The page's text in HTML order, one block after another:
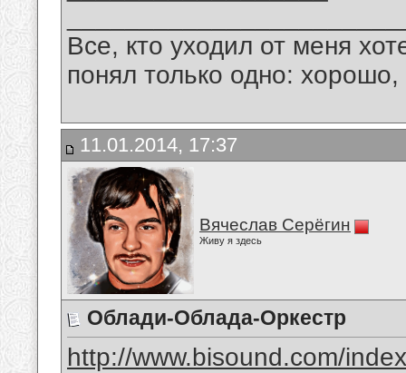
Все, кто уходил от меня
понял только одно:
11.01.2014, 17:37
Вячеслав Серёгин
Живу я здесь
Облади-Облада-Оркестр
http://www.bisound.com/